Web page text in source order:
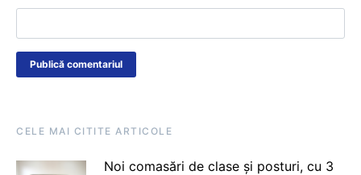
CELE MAI CITITE ARTICOLE
Noi comasări de clase și posturi, cu 3